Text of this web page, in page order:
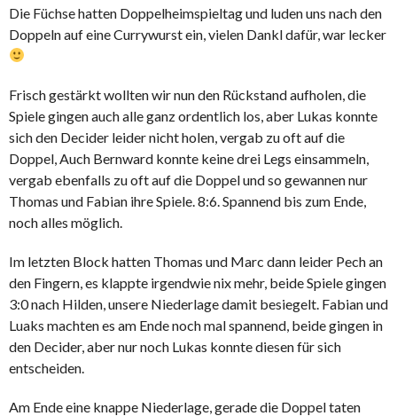
Die Füchse hatten Doppelheimspieltag und luden uns nach den
Doppeln auf eine Currywurst ein, vielen Dankl dafür, war lecker
Frisch gestärkt wollten wir nun den Rückstand aufholen, die
Spiele gingen auch alle ganz ordentlich los, aber Lukas konnte
sich den Decider leider nicht holen, vergab zu oft auf die
Doppel, Auch Bernward konnte keine drei Legs einsammeln,
vergab ebenfalls zu oft auf die Doppel und so gewannen nur
Thomas und Fabian ihre Spiele. 8:6. Spannend bis zum Ende,
noch alles möglich.
Im letzten Block hatten Thomas und Marc dann leider Pech an
den Fingern, es klappte irgendwie nix mehr, beide Spiele gingen
3:0 nach Hilden, unsere Niederlage damit besiegelt. Fabian und
Luaks machten es am Ende noch mal spannend, beide gingen in
den Decider, aber nur noch Lukas konnte diesen für sich
entscheiden.
Am Ende eine knappe Niederlage, gerade die Doppel taten